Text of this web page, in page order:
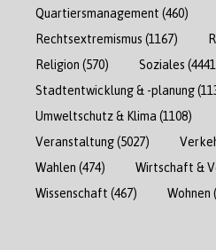
Quartiersmanagement (460)
Rechtsextremismus (1167)
Religion (570) Soziales
Stadtentwicklung & -planung
Umweltschutz & Klima (1108)
Veranstaltung(5027)
Wahlen (474) Wirtschaft &
Wissenschaft (467) Wohnen